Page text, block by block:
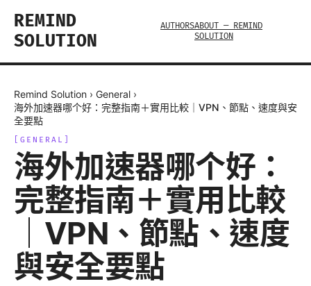
REMIND
SOLUTION
AUTHORSABOUT — REMIND
SOLUTION
Remind Solution › General ›
海外加速器哪个好：完整指南＋實用比較｜VPN、節點、速度與安
全要點
GENERAL
海外加速器哪个好：
完整指南＋實用比較
｜VPN、節點、速度
與安全要點